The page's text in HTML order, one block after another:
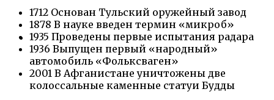
1712 Основан Тульский оружейный завод
1878 В науке введен термин «микроб»
1935 Проведены первые испытания радара
1936 Выпущен первый «народный»
автомобиль «Фольксваген»
2001 В Афганистане уничтожены две
колоссальные каменные статуи Будды